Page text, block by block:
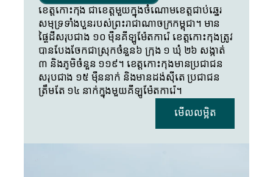
ខេត្តកោះកុង ជាខេត្តមួយក្នុងចំណោមខេត្តជាប់ឆ្នេរ
សមុទ្រទាំងបួនរបស់ព្រះរាជាណាចក្រកម្ពុជា។ មាន
ផ្ទៃដីសរុបជាង ១០ ម៉ឺនគីឡូម៉ែតការ៉េ ខេត្តកោះកុងត្រូវ
បានបែងចែកជាស្រុកចំនួន៦ ក្រុង​ ១ ឃុំ ២៦ សង្កាត់
៣ និងភូមិចំនួន ១១៩។ ខេត្តកោះកុងមានប្រជាជន
សរុបជាង ១៥ ម៉ឺននាក់ និងមានដង់ស៊ីតេ ប្រជាជន
ត្រឹមតែ ១៤ នាក់ក្នុងមួយគីឡូម៉ែតការ៉េ។
មើលលម្អិត